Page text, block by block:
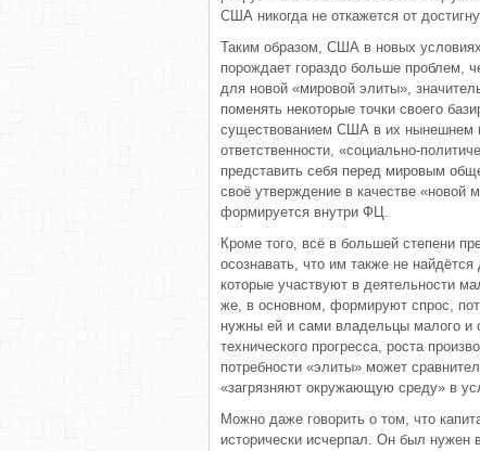
США никогда не откажется от
Таким образом, США в новых
порождает гораздо больше проблем,
для новой «мировой элиты»,
поменять некоторые точки своего
существованием США в их нынешнем
ответственности, «социально-
представить себя перед мировым
своё утверждение в качестве «новой
формируется внутри ФЦ.
Кроме того, всё в большей степени
осознавать, что им также не
которые участвуют в деятельности
же, в основном, формируют спрос,
нужны ей и сами владельцы малого и
технического прогресса, роста
потребности «элиты» может
«загрязняют окружающую среду» в
Можно даже говорить о том, что
исторически исчерпал. Он был нужен